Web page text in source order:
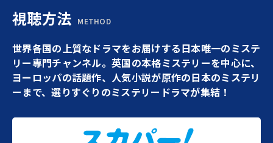
視聴方法 METHOD
世界各国の上質なドラマをお届けする日本唯一のミステ
リー専門チャンネル。英国の本格ミステリーを中心に、
ヨーロッパの話題作、人気小説が原作の日本のミステリ
ーまで、選りすぐりのミステリードラマが集結！